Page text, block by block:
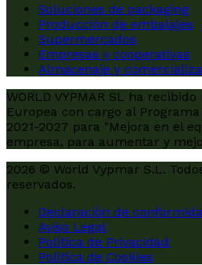
Soluciones de packaging
Producción de embalajes
Supermercados
Empresas y cooperativas
Almacenaje y
WORLD VYPMAR SL ha
Europea con cargo al
2021-2027 para "Mejora en el
empresa, para aumentar y
2026 © World Vypmar S.L.
reservados.
Declaración de
Aviso Legal
Política de Privacidad
Política de Cookies